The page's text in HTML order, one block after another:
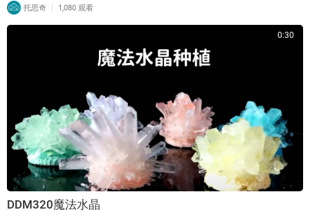
托思奇 | 1,080 观看
0:30
DDM320魔法水晶